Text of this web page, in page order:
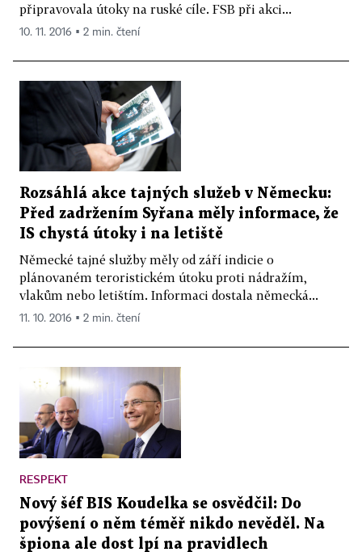
připravovala útoky na ruské cíle. FSB při akci...
10. 11. 2016 ▪ 2 min. čtení
Rozsáhlá akce tajných služeb v Německu:
Před zadržením Syřana měly informace, že
IS chystá útoky i na letiště
Německé tajné služby měly od září indicie o
plánovaném teroristickém útoku proti nádražím,
vlakům nebo letištím. Informaci dostala německá...
11. 10. 2016 ▪ 2 min. čtení
RESPEKT
Nový šéf BIS Koudelka se osvědčil: Do
povýšení o něm téměř nikdo nevěděl. Na
špiona ale dost lpí na pravidlech